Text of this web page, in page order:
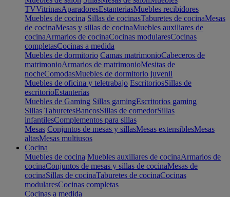
TVVitrinasAparadoresEstanteriasMuebles recibidores
Muebles de cocina Sillas de cocinasTaburetes de cocinaMesas
de cocinaMesas y sillas de cocinaMuebles auxiliares de
cocinaArmarios de cocinaCocinas modularesCocinas
completasCocinas a medida
Muebles de dormitorio Camas matrimonioCabeceros de
matrimonioArmarios de matrimonioMesitas de
nocheComodasMuebles de dormitorio juvenil
Muebles de oficina y teletrabajo EscritoriosSillas de
escritorioEstanterías
Muebles de Gaming Sillas gamingEscritorios gaming
Sillas TaburetesBancosSillas de comedorSillas
infantilesComplementos para sillas
Mesas Conjuntos de mesas y sillasMesas extensiblesMesas
altasMesas multiusos
Cocina
Muebles de cocina Muebles auxiliares de cocinaArmarios de
cocinaConjuntos de mesas y sillas de cocinaMesas de
cocinaSillas de cocinaTaburetes de cocinaCocinas
modularesCocinas completas
Cocinas a medida